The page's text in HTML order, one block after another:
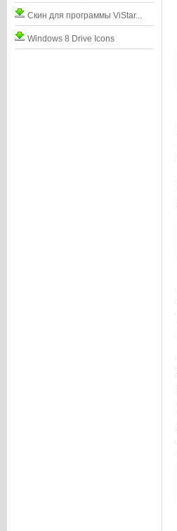
Скин для программы ViStar...
Windows 8 Drive Icons